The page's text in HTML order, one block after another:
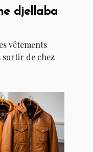
djellaba
vêtements
sortir de chez